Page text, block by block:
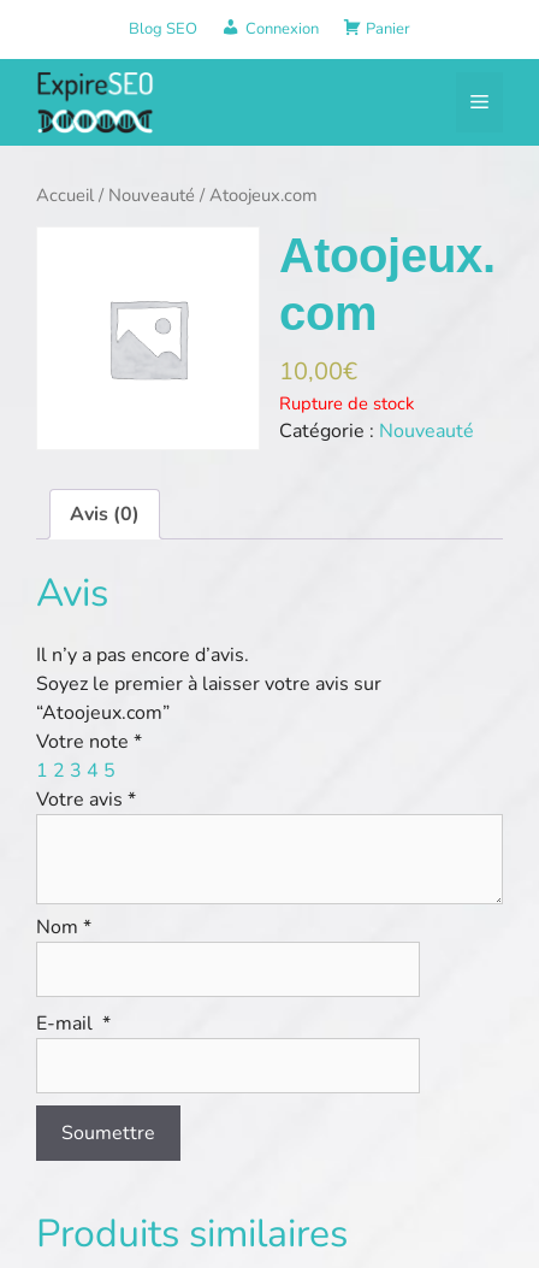
contenu
Blog SEO Connexion Panier
Menu
Accueil/ Nouveauté / Atoojeux.com
Atoojeux.
com
10,00€
Rupture de stock
Catégorie : Nouveauté
Avis (0)
Avis
Il n’y a pas encore d’avis.
Soyez le premier à laisser votre avis sur
“Atoojeux.com”
Votre note *
1 2 3 4 5
Votre avis *
Nom *
E-mail *
Produits similaires